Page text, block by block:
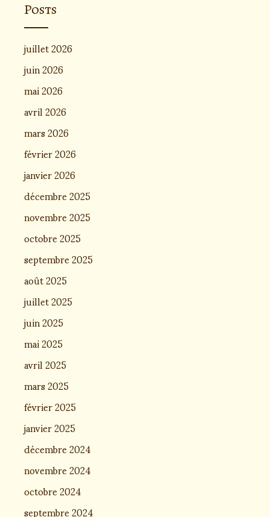
Posts
juillet 2026
juin 2026
mai 2026
avril 2026
mars 2026
février 2026
janvier 2026
décembre 2025
novembre 2025
octobre 2025
septembre 2025
août 2025
juillet 2025
juin 2025
mai 2025
avril 2025
mars 2025
février 2025
janvier 2025
décembre 2024
novembre 2024
octobre 2024